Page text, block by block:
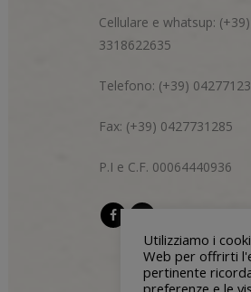
Cellulare e whatsup: (+39)
3318622635
Telefono: (+39)
Fax: (+39) 0427731285
P.I e C.F. 00064440936
Utilizziamo i
Web per offrirti
pertinente
preferenze e le